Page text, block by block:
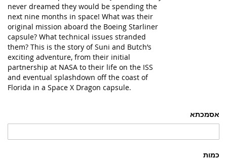
אסמכתא
כמות
never dreamed they would be spending the
next nine months in space! What was their
original mission aboard the Boeing Starliner
capsule? What technical issues stranded
them? This is the story of Suni and Butch’s
exciting adventure, from their initial
partnership at NASA to their life on the ISS
and eventual splashdown off the coast of
Florida in a Space X Dragon capsule.